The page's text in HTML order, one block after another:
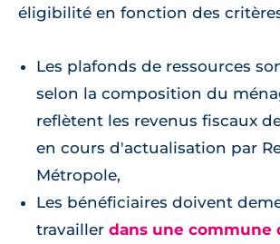
éligibilité en fonction des
Les plafonds de ressources
selon la composition du
reflètent les revenus fiscaux
en cours d'actualisation par
Métropole,
Les bénéficiaires doivent
travailler dans une commune